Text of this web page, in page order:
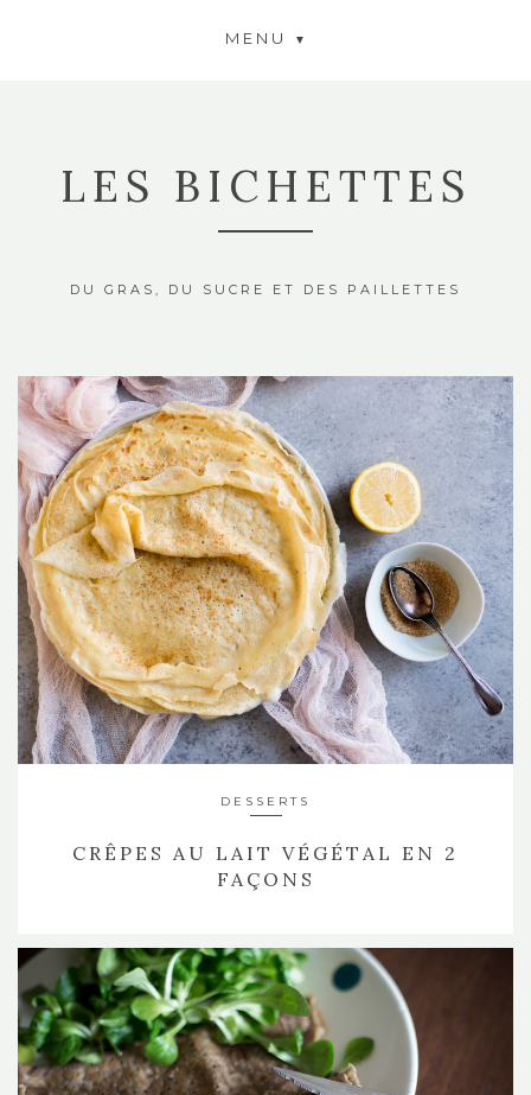
MENU
LES BICHETTES
DU GRAS, DU SUCRE ET DES PAILLETTES
DESSERTS
CRÊPES AU LAIT VÉGÉTAL EN 2
FAÇONS